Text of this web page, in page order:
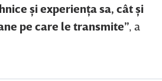
şi experienţa sa, cât şi
pe care le transmite”, a